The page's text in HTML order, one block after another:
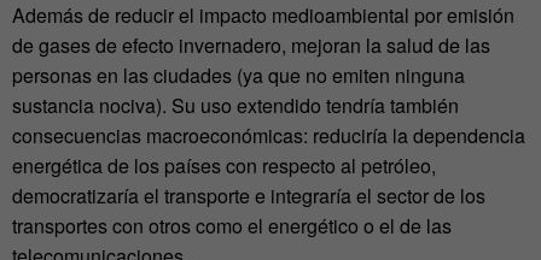
Además de reducir el impacto medioambiental por emisión
de gases de efecto invernadero, mejoran la salud de las
personas en las ciudades (ya que no emiten ninguna
sustancia nociva). Su uso extendido tendría también
consecuencias macroeconómicas: reduciría la dependencia
energética de los países con respecto al petróleo,
democratizaría el transporte e integraría el sector de los
transportes con otros como el energético o el de las